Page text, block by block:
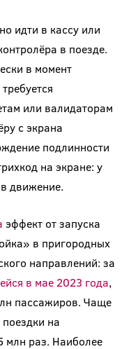
идти в кассу или
в поезде.
в момент
или валидаторам
с экрана
подлинности
на экране: у
движение.
эффект от запуска
в пригородных
направлений: за
в мае 2023 года,
пассажиров. Чаще
на
млн раз. Наиболее